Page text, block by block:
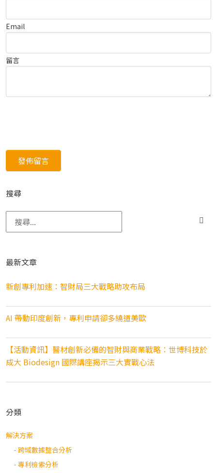
Email
留言
搜尋
搜尋關鍵字:
最新文章
新創專利加速：智財局三大戰略助攻布局
AI 帶動印度創新，專利申請卻多繞道美歐
【活動資訊】醫材創新必備的智財與商業戰略：世博科技於
成大 Biodesign 國際講座揭示三大實戰心法
分類
解決方案
- 跨域數據整合分析
- 專利檢索分析